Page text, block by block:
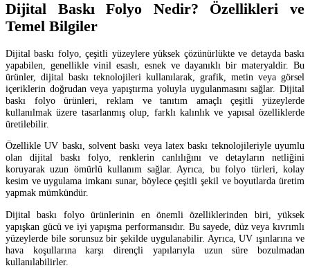
Dijital Baskı Folyo Nedir? Özellikleri ve
Temel Bilgiler
Dijital baskı folyo, çeşitli yüzeylere yüksek çözünürlükte ve detayda baskı
yapabilen, genellikle vinil esaslı, esnek ve dayanıklı bir materyaldir. Bu
ürünler, dijital baskı teknolojileri kullanılarak, grafik, metin veya görsel
içeriklerin doğrudan veya yapıştırma yoluyla uygulanmasını sağlar. Dijital
baskı folyo ürünleri, reklam ve tanıtım amaçlı çeşitli yüzeylerde
kullanılmak üzere tasarlanmış olup, farklı kalınlık ve yapısal özelliklerde
üretilebilir.
Özellikle UV baskı, solvent baskı veya latex baskı teknolojileriyle uyumlu
olan dijital baskı folyo, renklerin canlılığını ve detayların netliğini
koruyarak uzun ömürlü kullanım sağlar. Ayrıca, bu folyo türleri, kolay
kesim ve uygulama imkanı sunar, böylece çeşitli şekil ve boyutlarda üretim
yapmak mümkündür.
Dijital baskı folyo ürünlerinin en önemli özelliklerinden biri, yüksek
yapışkan gücü ve iyi yapışma performansıdır. Bu sayede, düz veya kıvrımlı
yüzeylerde bile sorunsuz bir şekilde uygulanabilir. Ayrıca, UV ışınlarına ve
hava koşullarına karşı dirençli yapılarıyla uzun süre bozulmadan
kullanılabilirler.